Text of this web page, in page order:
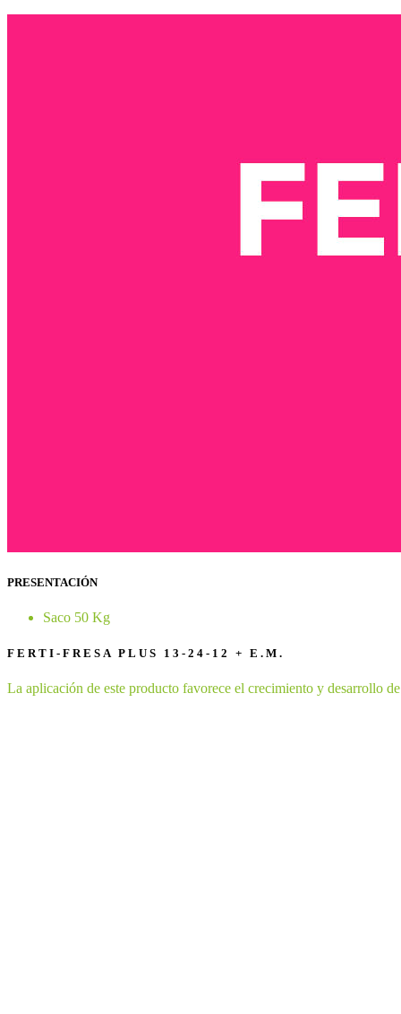
PRESENTACIÓN
Saco 50 Kg
FERTI-FRESA PLUS 13-24-12 + E.M.
La aplicación de este producto favorece el crecimiento y desarrollo